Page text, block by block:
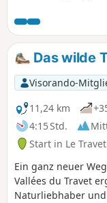
eine um 2 km
klassischen
des Vallées du
Das wilde
Visorando-
11,24 km
4:15 Std.
Start in Le
Ein ganz neuer
Vallées du Travet
Naturliebhaber und